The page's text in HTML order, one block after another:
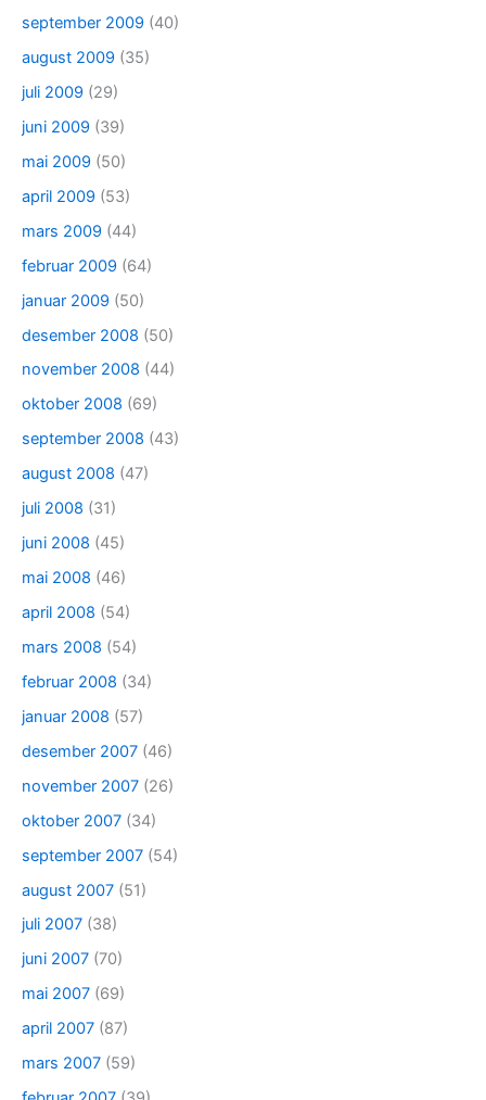
september 2009 (40)
august 2009 (35)
juli 2009 (29)
juni 2009 (39)
mai 2009 (50)
april 2009 (53)
mars 2009 (44)
februar 2009 (64)
januar 2009 (50)
desember 2008 (50)
november 2008 (44)
oktober 2008 (69)
september 2008 (43)
august 2008 (47)
juli 2008 (31)
juni 2008 (45)
mai 2008 (46)
april 2008 (54)
mars 2008 (54)
februar 2008 (34)
januar 2008 (57)
desember 2007 (46)
november 2007 (26)
oktober 2007 (34)
september 2007 (54)
august 2007 (51)
juli 2007 (38)
juni 2007 (70)
mai 2007 (69)
april 2007 (87)
mars 2007 (59)